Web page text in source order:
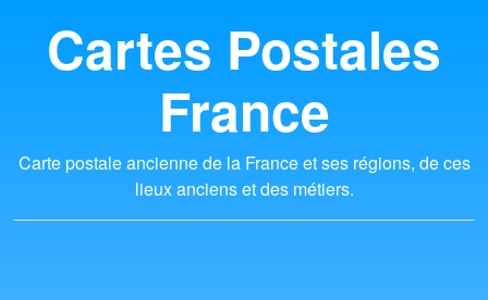
Cartes Postales
France
Carte postale ancienne de la France et ses régions, de ces
lieux anciens et des métiers.